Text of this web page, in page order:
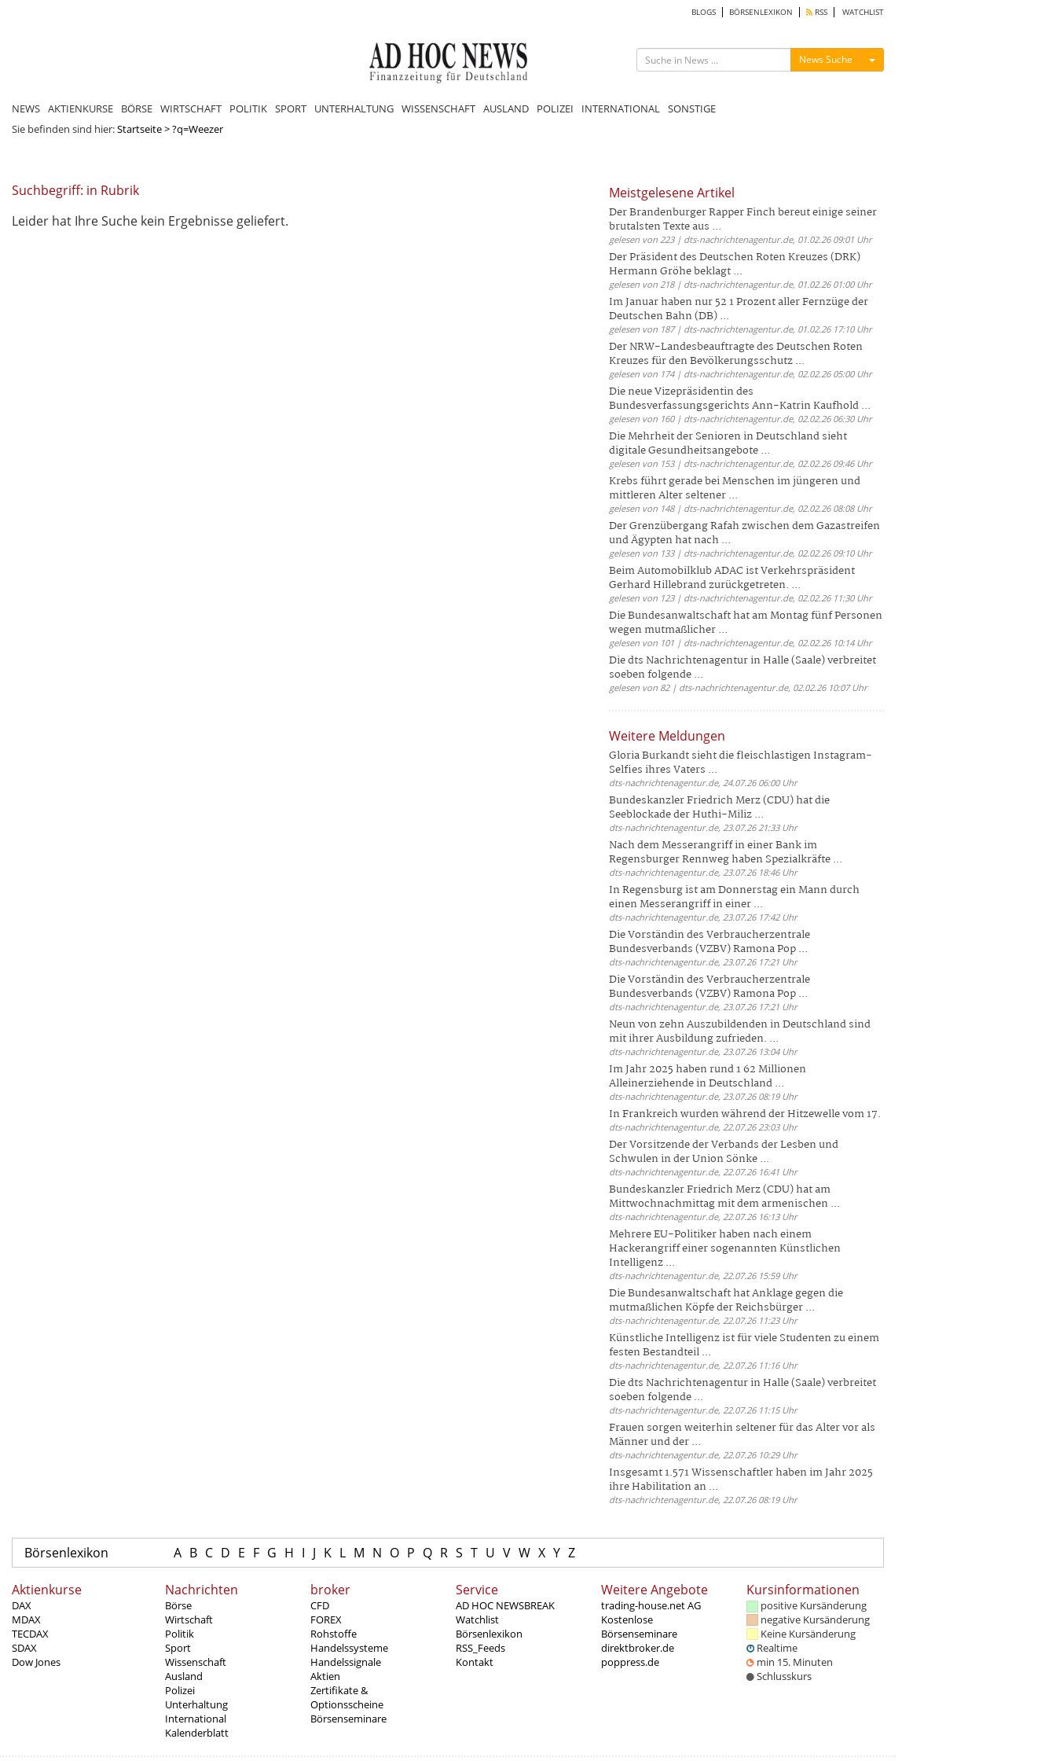
BLOGS BÖRSENLEXIKON RSS WATCHLIST
News Suche Menü ein-/ausblenden
NEWS AKTIENKURSE BÖRSE WIRTSCHAFT POLITIK SPORT UNTERHALTUNG WISSENSCHAFT AUSLAND POLIZEI INTERNATIONAL SONSTIGE
Sie befinden sind hier:Startseite>?q=Weezer
Suchbegriff: in Rubrik
Leider hat Ihre Suche kein Ergebnisse geliefert.
Meistgelesene Artikel
Der Brandenburger Rapper Finch bereut einige seiner
brutalsten Texte aus ...
gelesen von 223 | dts-nachrichtenagentur.de, 01.02.26 09:01 Uhr
Der Präsident des Deutschen Roten Kreuzes (DRK)
Hermann Gröhe beklagt ...
gelesen von 218 | dts-nachrichtenagentur.de, 01.02.26 01:00 Uhr
Im Januar haben nur 52 1 Prozent aller Fernzüge der
Deutschen Bahn (DB) ...
gelesen von 187 | dts-nachrichtenagentur.de, 01.02.26 17:10 Uhr
Der NRW-Landesbeauftragte des Deutschen Roten
Kreuzes für den Bevölkerungsschutz ...
gelesen von 174 | dts-nachrichtenagentur.de, 02.02.26 05:00 Uhr
Die neue Vizepräsidentin des
Bundesverfassungsgerichts Ann-Katrin Kaufhold ...
gelesen von 160 | dts-nachrichtenagentur.de, 02.02.26 06:30 Uhr
Die Mehrheit der Senioren in Deutschland sieht
digitale Gesundheitsangebote ...
gelesen von 153 | dts-nachrichtenagentur.de, 02.02.26 09:46 Uhr
Krebs führt gerade bei Menschen im jüngeren und
mittleren Alter seltener ...
gelesen von 148 | dts-nachrichtenagentur.de, 02.02.26 08:08 Uhr
Der Grenzübergang Rafah zwischen dem Gazastreifen
und Ägypten hat nach ...
gelesen von 133 | dts-nachrichtenagentur.de, 02.02.26 09:10 Uhr
Beim Automobilklub ADAC ist Verkehrspräsident
Gerhard Hillebrand zurückgetreten. ...
gelesen von 123 | dts-nachrichtenagentur.de, 02.02.26 11:30 Uhr
Die Bundesanwaltschaft hat am Montag fünf Personen
wegen mutmaßlicher ...
gelesen von 101 | dts-nachrichtenagentur.de, 02.02.26 10:14 Uhr
Die dts Nachrichtenagentur in Halle (Saale) verbreitet
soeben folgende ...
gelesen von 82 | dts-nachrichtenagentur.de, 02.02.26 10:07 Uhr
Weitere Meldungen
Gloria Burkandt sieht die fleischlastigen Instagram-
Selfies ihres Vaters ...
dts-nachrichtenagentur.de, 24.07.26 06:00 Uhr
Bundeskanzler Friedrich Merz (CDU) hat die
Seeblockade der Huthi-Miliz ...
dts-nachrichtenagentur.de, 23.07.26 21:33 Uhr
Nach dem Messerangriff in einer Bank im
Regensburger Rennweg haben Spezialkräfte ...
dts-nachrichtenagentur.de, 23.07.26 18:46 Uhr
In Regensburg ist am Donnerstag ein Mann durch
einen Messerangriff in einer ...
dts-nachrichtenagentur.de, 23.07.26 17:42 Uhr
Die Vorständin des Verbraucherzentrale
Bundesverbands (VZBV) Ramona Pop ...
dts-nachrichtenagentur.de, 23.07.26 17:21 Uhr
Die Vorständin des Verbraucherzentrale
Bundesverbands (VZBV) Ramona Pop ...
dts-nachrichtenagentur.de, 23.07.26 17:21 Uhr
Neun von zehn Auszubildenden in Deutschland sind
mit ihrer Ausbildung zufrieden. ...
dts-nachrichtenagentur.de, 23.07.26 13:04 Uhr
Im Jahr 2025 haben rund 1 62 Millionen
Alleinerziehende in Deutschland ...
dts-nachrichtenagentur.de, 23.07.26 08:19 Uhr
In Frankreich wurden während der Hitzewelle vom 17.
dts-nachrichtenagentur.de, 22.07.26 23:03 Uhr
Der Vorsitzende der Verbands der Lesben und
Schwulen in der Union Sönke ...
dts-nachrichtenagentur.de, 22.07.26 16:41 Uhr
Bundeskanzler Friedrich Merz (CDU) hat am
Mittwochnachmittag mit dem armenischen ...
dts-nachrichtenagentur.de, 22.07.26 16:13 Uhr
Mehrere EU-Politiker haben nach einem
Hackerangriff einer sogenannten Künstlichen
Intelligenz ...
dts-nachrichtenagentur.de, 22.07.26 15:59 Uhr
Die Bundesanwaltschaft hat Anklage gegen die
mutmaßlichen Köpfe der Reichsbürger ...
dts-nachrichtenagentur.de, 22.07.26 11:23 Uhr
Künstliche Intelligenz ist für viele Studenten zu einem
festen Bestandteil ...
dts-nachrichtenagentur.de, 22.07.26 11:16 Uhr
Die dts Nachrichtenagentur in Halle (Saale) verbreitet
soeben folgende ...
dts-nachrichtenagentur.de, 22.07.26 11:15 Uhr
Frauen sorgen weiterhin seltener für das Alter vor als
Männer und der ...
dts-nachrichtenagentur.de, 22.07.26 10:29 Uhr
Insgesamt 1.571 Wissenschaftler haben im Jahr 2025
ihre Habilitation an ...
dts-nachrichtenagentur.de, 22.07.26 08:19 Uhr
Börsenlexikon A B C D E F G H I J K L M N O P Q R S T U V W X Y Z
Aktienkurse
DAX
MDAX
TECDAX
SDAX
Dow Jones
Nachrichten
Börse
Wirtschaft
Politik
Sport
Wissenschaft
Ausland
Polizei
Unterhaltung
International
Kalenderblatt
broker
CFD
FOREX
Rohstoffe
Handelssysteme
Handelssignale
Aktien
Zertifikate &
Optionsscheine
Börsenseminare
Service
AD HOC NEWSBREAK
Watchlist
Börsenlexikon
RSS_Feeds
Kontakt
Weitere Angebote
trading-house.net AG
Kostenlose
Börsenseminare
direktbroker.de
poppress.de
Kursinformationen
positive Kursänderung
negative Kursänderung
Keine Kursänderung
Realtime
min 15. Minuten
Schlusskurs